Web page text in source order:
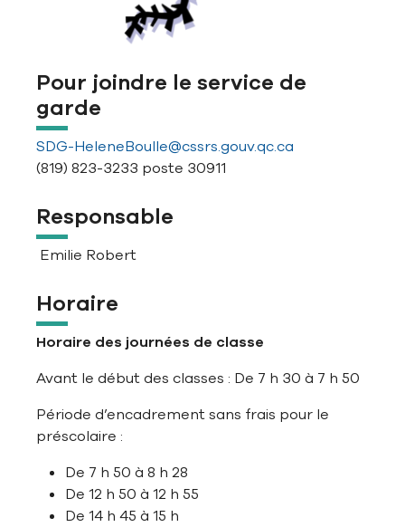
Pour joindre le service de
garde
SDG-HeleneBoulle@cssrs.gouv.qc.ca
(819) 823-3233 poste 30911
Responsable
Emilie Robert
Horaire
Horaire des journées de classe
Avant le début des classes : De 7 h 30 à 7 h 50
Période d’encadrement sans frais pour le
préscolaire :
De 7 h 50 à 8 h 28
De 12 h 50 à 12 h 55
De 14 h 45 à 15 h